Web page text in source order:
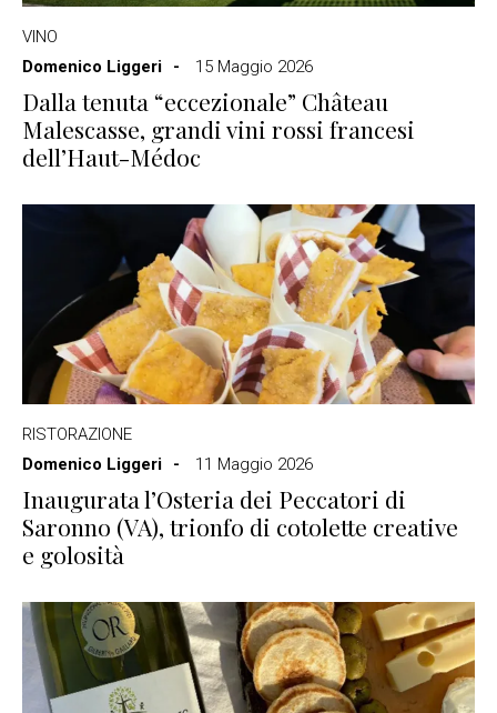
VINO
Domenico Liggeri
15 Maggio 2026
Dalla tenuta “eccezionale” Château
Malescasse, grandi vini rossi francesi
dell’Haut-Médoc
RISTORAZIONE
Domenico Liggeri
11 Maggio 2026
Inaugurata l’Osteria dei Peccatori di
Saronno (VA), trionfo di cotolette creative
e golosità